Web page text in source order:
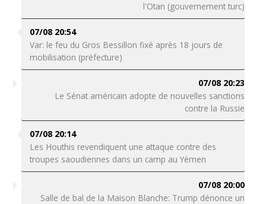
l'Otan (gouvernement turc)
07/08 20:54
Var: le feu du Gros Bessillon fixé après 18 jours de
mobilisation (préfecture)
07/08 20:23
Le Sénat américain adopte de nouvelles sanctions
contre la Russie
07/08 20:14
Les Houthis revendiquent une attaque contre des
troupes saoudiennes dans un camp au Yémen
07/08 20:00
Salle de bal de la Maison Blanche: Trump dénonce un